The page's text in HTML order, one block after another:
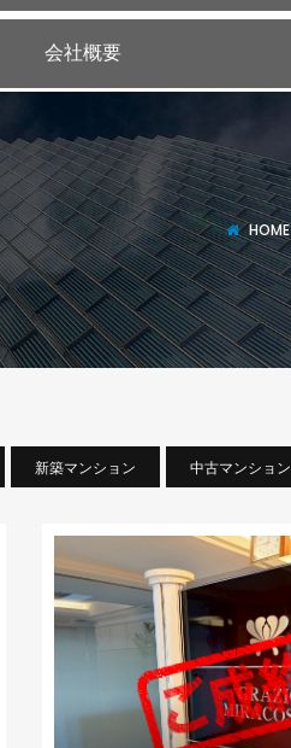
会社概要
HOME
新築マンション 中古マンション